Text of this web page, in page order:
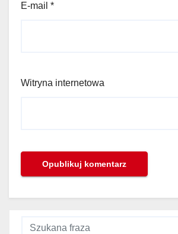
E-mail *
Witryna internetowa